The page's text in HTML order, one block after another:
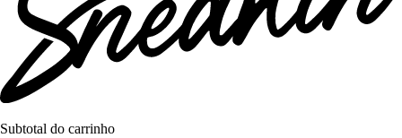
Subtotal do carrinho